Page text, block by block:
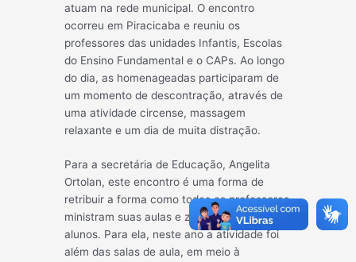
atuam na rede municipal. O encontro
ocorreu em Piracicaba e reuniu os
professores das unidades Infantis, Escolas
do Ensino Fundamental e o CAPs. Ao longo
do dia, as homenageadas participaram de
um momento de descontração, através de
uma atividade circense, massagem
relaxante e um dia de muita distração.
Para a secretária de Educação, Angelita
Ortolan, este encontro é uma forma de
retribuir a forma como todos os professores
ministram suas aulas e zelam por seus
alunos. Para ela, neste ano a atividade foi
além das salas de aula, em meio à